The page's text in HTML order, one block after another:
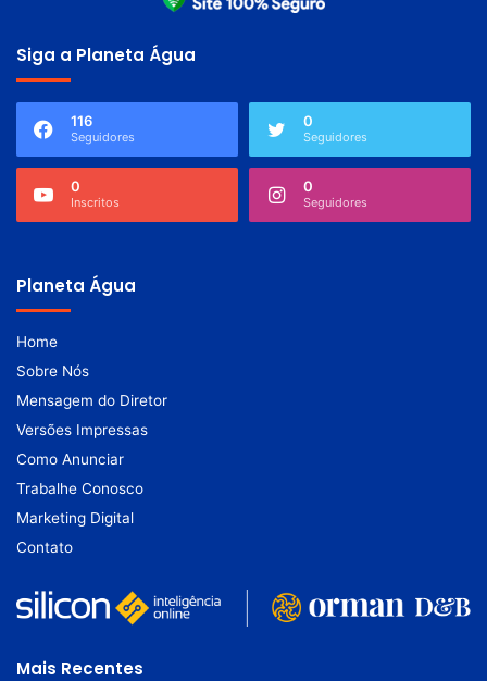
Siga a Planeta Água
116
Seguidores
0
Seguidores
0
Inscritos
0
Seguidores
Planeta Água
Home
Sobre Nós
Mensagem do Diretor
Versões Impressas
Como Anunciar
Trabalhe Conosco
Marketing Digital
Contato
Mais Recentes